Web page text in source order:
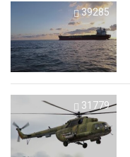
39285
31779